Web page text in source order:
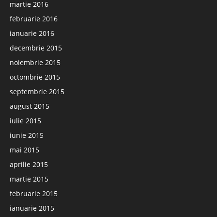
martie 2016
februarie 2016
ianuarie 2016
decembrie 2015
noiembrie 2015
octombrie 2015
septembrie 2015
august 2015
iulie 2015
iunie 2015
mai 2015
aprilie 2015
martie 2015
februarie 2015
ianuarie 2015